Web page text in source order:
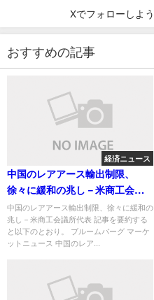
Xでフォローしよう
おすすめの記事
経済ニュース
中国のレアアース輸出制限、
徐々に緩和の兆し－米商工会議
所代表
中国のレアアース輸出制限、徐々に緩和の
兆し－米商工会議所代表 記事を要約する
と以下のとおり。 ブルームバーグ マーケ
ットニュース 中国のレア...